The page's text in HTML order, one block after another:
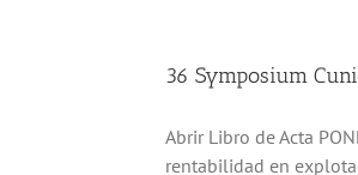
36 Symposium
Abrir Libro de Acta
rentabilidad en